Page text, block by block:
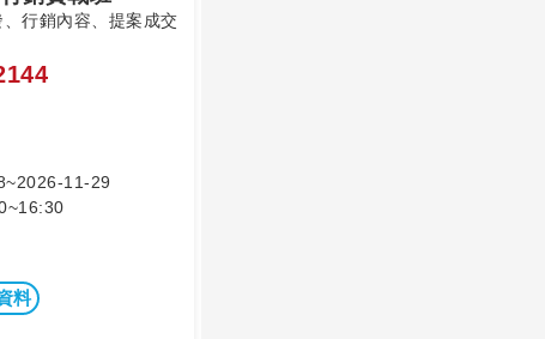
行銷內容、提案成交
11-29
料